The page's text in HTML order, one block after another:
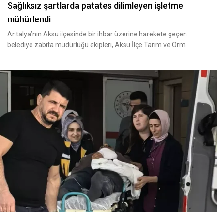
Sağlıksız şartlarda patates dilimleyen işletme
mühürlendi
Antalya’nın Aksu ilçesinde bir ihbar üzerine harekete geçen
belediye zabıta müdürlüğü ekipleri, Aksu İlçe Tarım ve Orm